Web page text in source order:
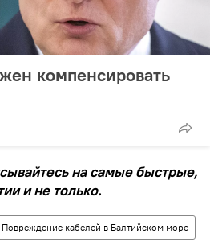
компенсировать
на самые быстрые,
и не только.
Повреждение кабелей в Балтийском море